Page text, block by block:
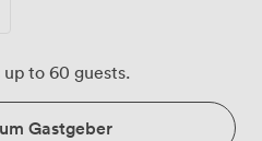
to 60 guests.
Gastgeber